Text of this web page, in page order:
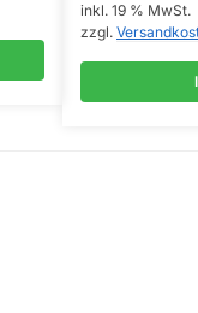
inkl. 19 % MwSt.
zzgl.